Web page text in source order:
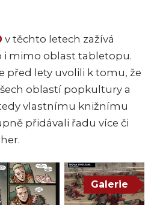
v těchto letech zažívá
i mimo oblast tabletopu.
před lety uvolili k tomu, že
oblastí popkultury a
tedy vlastnímu knižnímu
přidávali řadu více či
Galerie